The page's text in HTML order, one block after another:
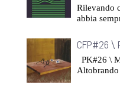
Rilevando
abbia
CFP#26 \
PK#26 \